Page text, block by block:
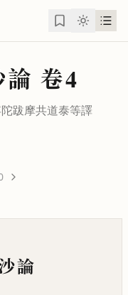
卷4
跋摩共道泰等譯
論